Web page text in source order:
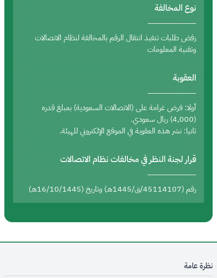
نوع المخالفة
رفض طلبات تنفيذ انتقال الرقم بالمخالفة لنظام الاتصالات
وتقنية المعلومات
العقوبة
أولا: فرض غرامة على (الاتصالات السعودية) بمبلغ قدره
(4,000) ريال سعودي.
ثانيا: نشر هذه العقوبة في الموقع الإلكتروني للهيئة.
قرار لجنة النظر في مخالفات نظام الاتصالات
رقم (45114107/ق/1445هـ) وتاريخ (16/10/1445هـ)
نظرة عامة